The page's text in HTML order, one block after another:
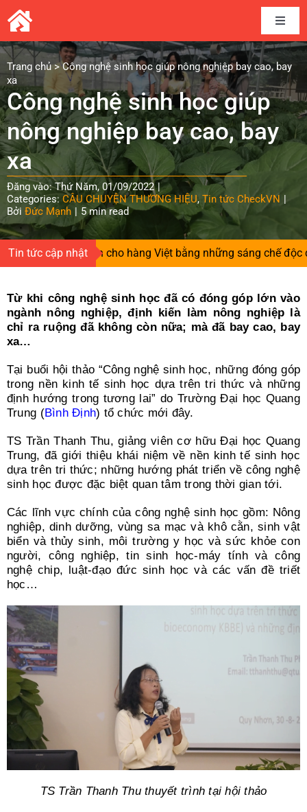
Skip
to
content
Toggle
Home
Câu chuyện thương hiệu
Kết nối cung cầu
Chia sẻ kinh nghiệm
Tài liệu
Search
for:
Trang chủ>Công nghệ sinh học giúp nông nghiệp bay cao, bay
xa
Công nghệ sinh học giúp
nông nghiệp bay cao, bay
xa
Đăng vào: Thứ Năm, 01/09/2022 |
Categories: CÂU CHUYỆN THƯƠNG HIỆU, Tin tức CheckVN |
Bởi Đức Mạnh | 5 min read
Tin tức cập nhật
gieo niềm tin cho hàng Việt bằng những sáng chế độc quyền
Từ khi công nghệ sinh học đã có đóng góp lớn vào
ngành nông nghiệp, định kiến làm nông nghiệp là
chỉ ra ruộng đã không còn nữa; mà đã bay cao, bay
xa…
Tại buổi hội thảo “Công nghệ sinh học, những đóng góp
trong nền kinh tế sinh học dựa trên tri thức và những
định hướng trong tương lai” do Trường Đại học Quang
Trung (Bình Định) tổ chức mới đây.
TS Trần Thanh Thu, giảng viên cơ hữu Đại học Quang
Trung, đã giới thiệu khái niệm về nền kinh tế sinh học
dựa trên tri thức; những hướng phát triển về công nghệ
sinh học được đặc biệt quan tâm trong thời gian tới.
Các lĩnh vực chính của công nghệ sinh học gồm: Nông
nghiệp, dinh dưỡng, vùng sa mạc và khô cằn, sinh vật
biển và thủy sinh, môi trường y học và sức khỏe con
người, công nghiệp, tin sinh học-máy tính và công
nghệ chip, luật-đạo đức sinh học và các vấn đề triết
học…
TS Trần Thanh Thu thuyết trình tại hội thảo